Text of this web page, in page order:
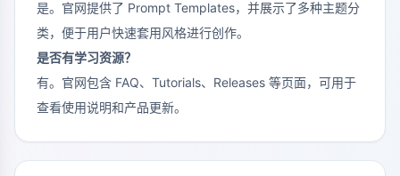
是。官网提供了 Prompt Templates，并展示了多种主题分
类，便于用户快速套用风格进行创作。
是否有学习资源？
有。官网包含 FAQ、Tutorials、Releases 等页面，可用于
查看使用说明和产品更新。